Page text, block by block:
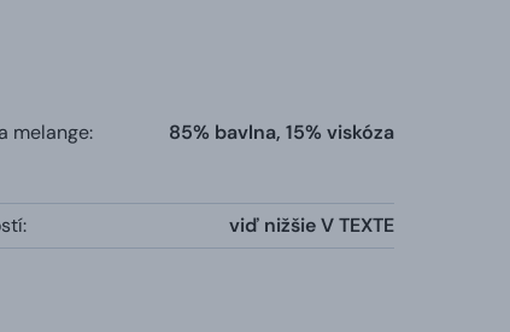
melange: 85% bavlna, 15% viskóza
viď nižšie V TEXTE